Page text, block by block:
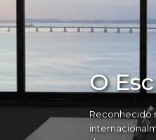
O
Reconhecido